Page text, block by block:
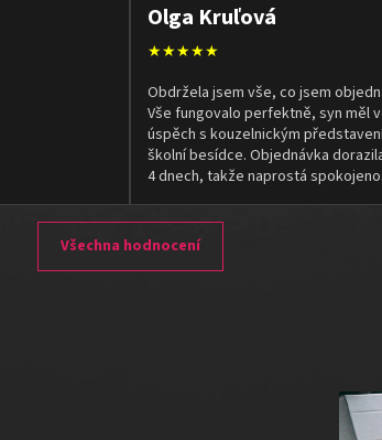
Olga Kruľová
★★★★★
Obdržela jsem vše, co jsem
Vše fungovalo perfektně, syn měl
úspěch s kouzelnickým
školní besídce. Objednávka
4 dnech, takže naprostá
Všechna hodnocení